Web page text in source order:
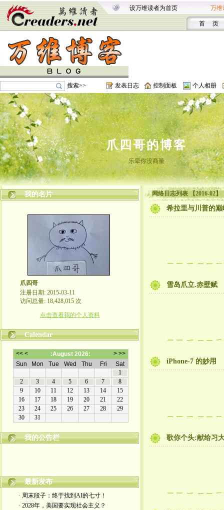
设万维读者为首页 万维
首 页
搜索>> 发表日志 控制面板 个人相册
爪四哥的博客
乐晕你没商量
我的名片
爪四哥
注册日期: 2015-03-11
访问总量: 18,428,015 次
点击查看我的个人资料
Calendar
我的公告栏
嬉笑怒骂皆文章，酸甜苦辣铸人生
最新发布
· 周末段子：终于找到AI的七寸！
· 2028年，美国要实现社会主义？
网络日志列表 【2016-02】
希拉里与川普的
雪岛爪立.赤壁赋
iPhone-7 的妙用
歌你个头:献给习